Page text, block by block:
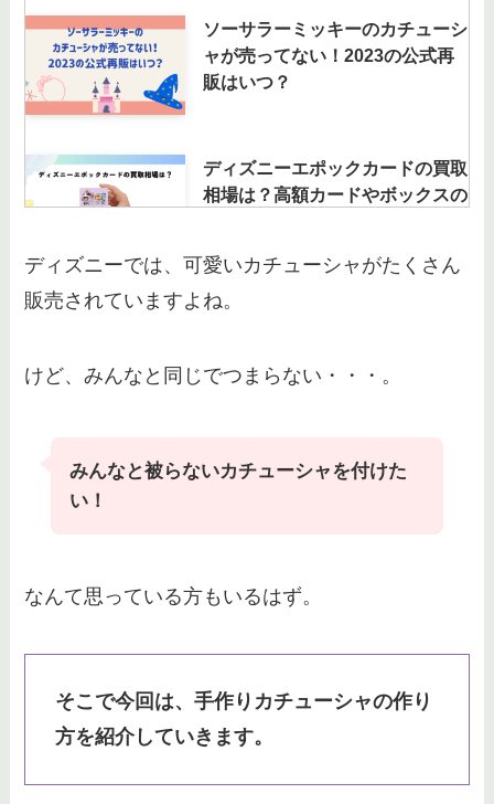
ソーサラーミッキーのカチューシ
ャが売ってない！2023の公式再
販はいつ？
ディズニーエポックカードの買取
相場は？高額カードやボックスの
ディズニートミカは高額で買取し
屋でできる？金券ショップへ売る
ディズニーグッズの買取はブック
オフでもできる？買取相場とおす
支払いで何を使えるか【電子マネ
ディズニーでは、可愛いカチューシャがたくさん
販売されていますよね。
けど、みんなと同じでつまらない・・・。
みんなと被らないカチューシャを付けた
い！
なんて思っている方もいるはず。
そこで今回は、手作りカチューシャの作り
方を紹介していきます。